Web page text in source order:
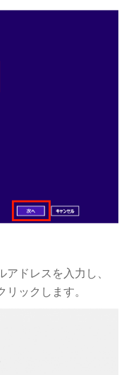
ドレスを入力し、
リックします。